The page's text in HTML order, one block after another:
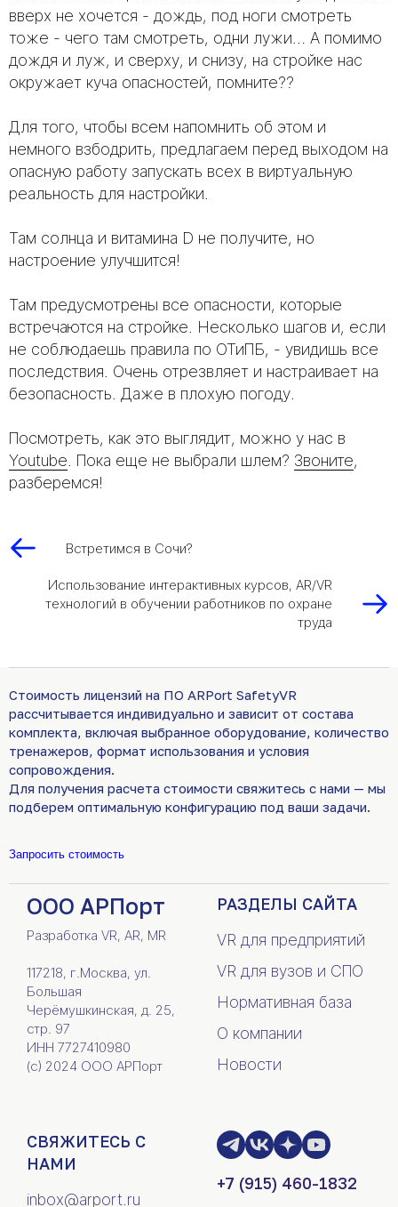
вверх не хочется - дождь, под ноги смотреть
тоже - чего там смотреть, одни лужи… А помимо
дождя и луж, и сверху, и снизу, на стройке нас
окружает куча опасностей, помните??
Для того, чтобы всем напомнить об этом и
немного взбодрить, предлагаем перед выходом на
опасную работу запускать всех в виртуальную
реальность для настройки.
Там солнца и витамина D не получите, но
настроение улучшится!
Там предусмотрены все опасности, которые
встречаются на стройке. Несколько шагов и, если
не соблюдаешь правила по ОТиПБ, - увидишь все
последствия. Очень отрезвляет и настраивает на
безопасность. Даже в плохую погоду.
Посмотреть, как это выглядит, можно у нас в
Youtube. Пока еще не выбрали шлем? Звоните,
разберемся!
Встретимся в Сочи?
Использование интерактивных курсов, AR/VR
технологий в обучении работников по охране
труда
Стоимость лицензий на ПО ARPort SafetyVR
рассчитывается индивидуально и зависит от состава
комплекта, включая выбранное оборудование, количество
тренажеров, формат использования и условия
сопровождения.
Для получения расчета стоимости свяжитесь с нами — мы
подберем оптимальную конфигурацию под ваши задачи.
Запросить стоимость
ООО АРПорт
Разработка VR, AR, MR
117218, г.Москва, ул.
Большая
Черёмушкинская, д. 25,
стр. 97
ИНН 7727410980
(c) 2024 ООО АРПорт
РАЗДЕЛЫ САЙТА
VR для предприятий
VR для вузов и СПО
Нормативная база
О компании
Новости
СВЯЖИТЕСЬ С
НАМИ
inbox@arport.ru
+7 (915) 460-1832